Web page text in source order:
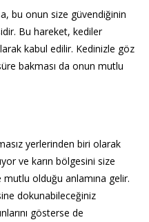
bu onun size güvendiğinin
Bu hareket, kediler
kabul edilir. Kedinizle göz
bakması da onun mutlu
yerlerinden biri olarak
ve karın bölgesini size
olduğu anlamına gelir.
dokunabileceğiniz
gösterse de